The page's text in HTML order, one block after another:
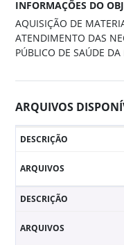
INFORMAÇÕES DO
AQUISIÇÃO DE
ATENDIMENTO DAS
PÚBLICO DE SAÚDE
ARQUIVOS